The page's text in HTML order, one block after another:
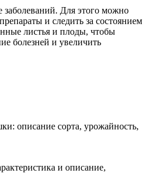
заболеваний. Для этого можно
и следить за состоянием
листья и плоды, чтобы
болезней и увеличить
описание сорта, урожайность,
и описание,